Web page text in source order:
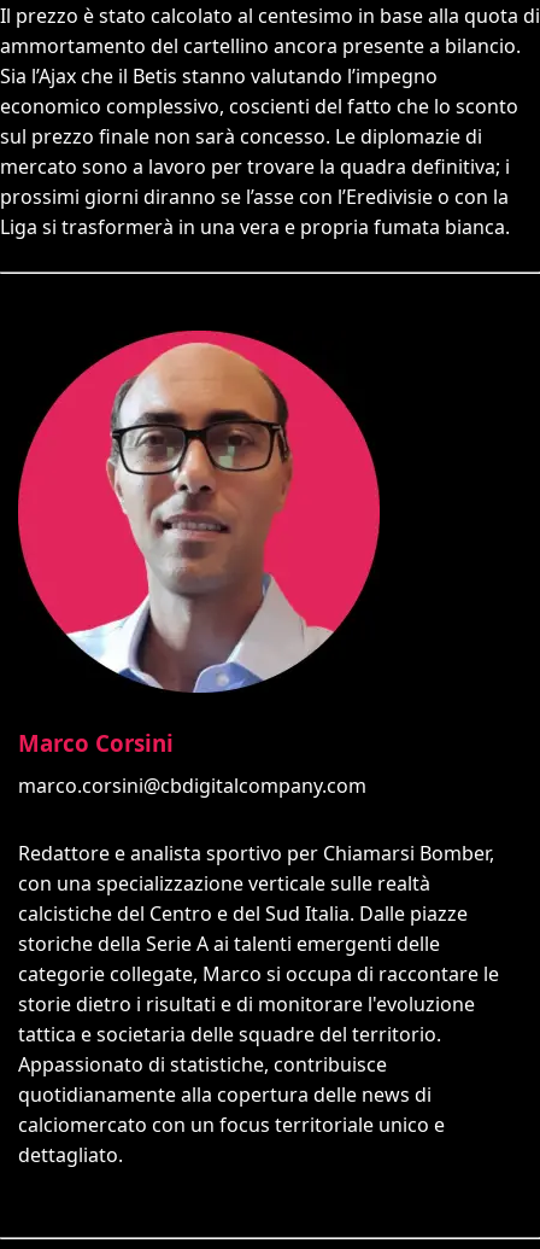
Il prezzo è stato calcolato al centesimo in base alla quota di
ammortamento del cartellino ancora presente a bilancio.
Sia l’Ajax che il Betis stanno valutando l’impegno
economico complessivo, coscienti del fatto che lo sconto
sul prezzo finale non sarà concesso. Le diplomazie di
mercato sono a lavoro per trovare la quadra definitiva; i
prossimi giorni diranno se l’asse con l’Eredivisie o con la
Liga si trasformerà in una vera e propria fumata bianca.
Marco Corsini
marco.corsini@cbdigitalcompany.com
Redattore e analista sportivo per Chiamarsi Bomber,
con una specializzazione verticale sulle realtà
calcistiche del Centro e del Sud Italia. Dalle piazze
storiche della Serie A ai talenti emergenti delle
categorie collegate, Marco si occupa di raccontare le
storie dietro i risultati e di monitorare l'evoluzione
tattica e societaria delle squadre del territorio.
Appassionato di statistiche, contribuisce
quotidianamente alla copertura delle news di
calciomercato con un focus territoriale unico e
dettagliato.